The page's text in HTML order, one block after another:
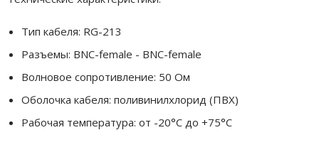
Тип кабеля: RG-213
Разъемы: BNC-female - BNC-female
Волновое сопротивление: 50 Ом
Оболочка кабеля: поливинилхлорид (ПВХ)
Рабочая температура: от -20°C до +75°C